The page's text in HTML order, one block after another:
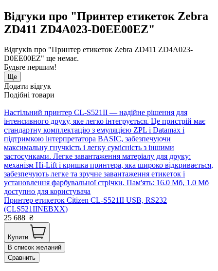
Відгуки про "Принтер етикеток Zebra
ZD411 ZD4A023-D0EE00EZ"
Відгуків про "Принтер етикеток Zebra ZD411 ZD4A023-
D0EE00EZ" ще немає.
Будьте першим!
Ще
Додати відгук
Подібні товари
Настільний принтер CL-S521II — надійне рішення для
інтенсивного друку, яке легко інтегрується. Це пристрій має
стандартну комплектацію з емуляцією ZPL і Datamax і
підтримкою інтерпретатора BASIC, забезпечуючи
максимальну гнучкість і легку сумісність з іншими
застосунками. Легке завантаження матеріалу для друку:
механізм Hi-Lift і кришка принтера, яка широко відкривається,
забезпечують легке та зручне завантаження етикеток і
установлення фарбувальної стрічки. Пам'ять: 16.0 Мб, 1.0 Мб
доступно для користувача
Принтер етикеток Citizen CL-S521ІІ USB, RS232
(CLS521IINEBXX)
25 688 ₴
Купити
В список желаний
Сравнить